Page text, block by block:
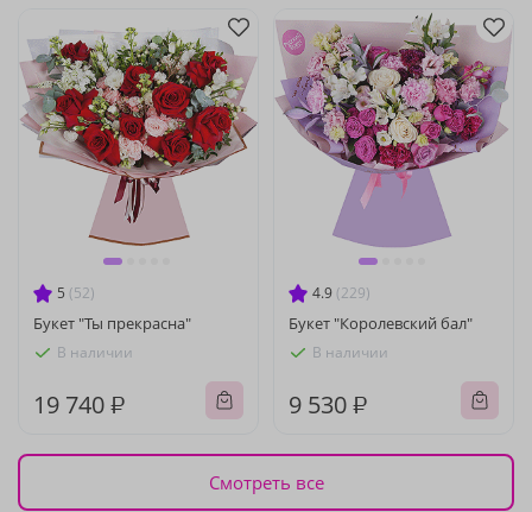
5 (52)
Букет "Ты прекрасна"
В наличии
19 740 ₽
4.9 (229)
Букет "Королевский бал"
В наличии
9 530 ₽
Смотреть все